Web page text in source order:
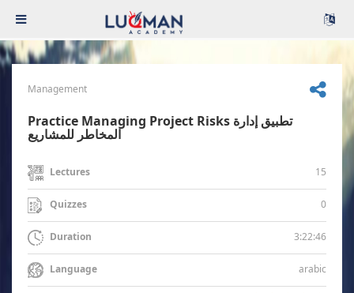
Management
Practice Managing Project Risks تطبيق إدارة
المخاطر للمشاريع
Lectures 15
Quizzes 0
Duration 3:22:46
Language arabic